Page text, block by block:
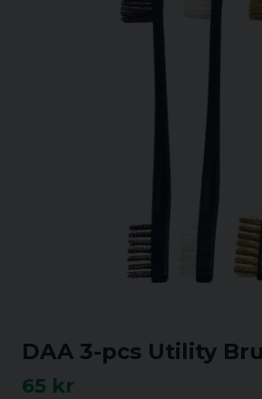
DAA 3-pcs Utility
65 kr